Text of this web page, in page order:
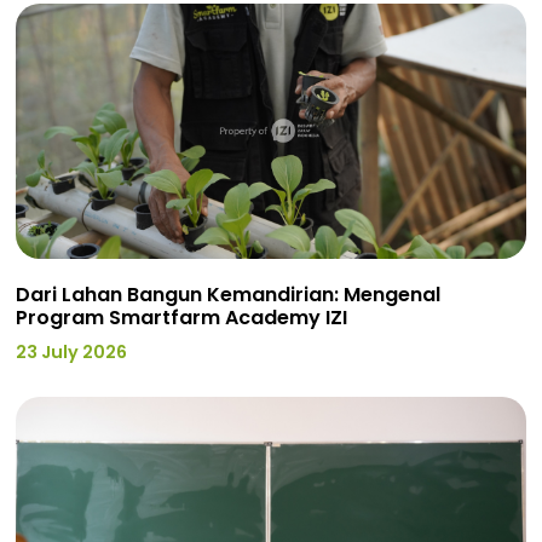
Dari Lahan Bangun Kemandirian: Mengenal
Program Smartfarm Academy IZI
23 July 2026